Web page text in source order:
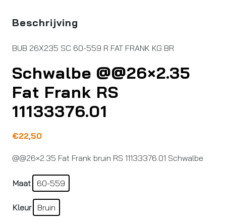
Beschrijving
BUB 26X235 SC 60-559 R FAT FRANK KG BR
Schwalbe @@26×2.35
Fat Frank RS
11133376.01
€22,50
@@26×2.35 Fat Frank bruin RS 11133376.01 Schwalbe
Maat 60-559
Kleur Bruin